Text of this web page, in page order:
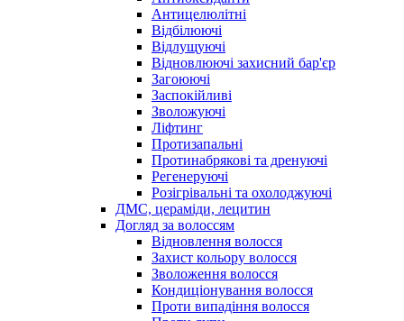
Антицелюлітні
Відбілюючі
Відлущуючі
Відновлюючі захисний бар'єр
Загоюючі
Заспокійливі
Зволожуючі
Ліфтинг
Протизапальні
Протинабрякові та дренуючі
Регенеруючі
Розігрівальні та охолоджуючі
ДМС, цераміди, лецитин
Догляд за волоссям
Відновлення волосся
Захист кольору волосся
Зволоження волосся
Кондиціонування волосся
Проти випадіння волосся